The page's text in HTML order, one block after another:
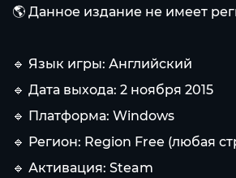
🌎 Данное издание не имеет
🔹 Язык игры: Английский
🔹 Дата выхода: 2 ноября 2015
🔹 Платформа: Windows
🔹 Регион: Region Free (любая
🔹 Активация: Steam